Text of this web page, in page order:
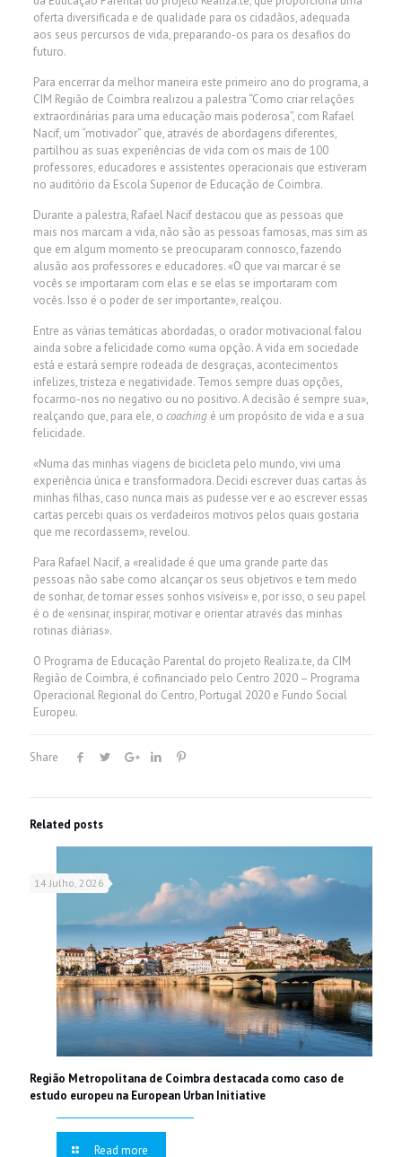
oferta diversificada e de qualidade para os cidadãos, adequada
aos seus percursos de vida, preparando-os para os desafios do
futuro.
Para encerrar da melhor maneira este primeiro ano do programa, a
CIM Região de Coimbra realizou a palestra “Como criar relações
extraordinárias para uma educação mais poderosa”, com Rafael
Nacif, um “motivador” que, através de abordagens diferentes,
partilhou as suas experiências de vida com os mais de 100
professores, educadores e assistentes operacionais que estiveram
no auditório da Escola Superior de Educação de Coimbra.
Durante a palestra, Rafael Nacif destacou que as pessoas que
mais nos marcam a vida, não são as pessoas famosas, mas sim as
que em algum momento se preocuparam connosco, fazendo
alusão aos professores e educadores. «O que vai marcar é se
vocês se importaram com elas e se elas se importaram com
vocês. Isso é o poder de ser importante», realçou.
Entre as várias temáticas abordadas, o orador motivacional falou
ainda sobre a felicidade como «uma opção. A vida em sociedade
está e estará sempre rodeada de desgraças, acontecimentos
infelizes, tristeza e negatividade. Temos sempre duas opções,
focarmo-nos no negativo ou no positivo. A decisão é sempre sua»,
realçando que, para ele, o coaching é um propósito de vida e a sua
felicidade.
«Numa das minhas viagens de bicicleta pelo mundo, vivi uma
experiência única e transformadora. Decidi escrever duas cartas às
minhas filhas, caso nunca mais as pudesse ver e ao escrever essas
cartas percebi quais os verdadeiros motivos pelos quais gostaria
que me recordassem», revelou.
Para Rafael Nacif, a «realidade é que uma grande parte das
pessoas não sabe como alcançar os seus objetivos e tem medo
de sonhar, de tornar esses sonhos visíveis» e, por isso, o seu papel
é o de «ensinar, inspirar, motivar e orientar através das minhas
rotinas diárias».
O Programa de Educação Parental do projeto Realiza.te, da CIM
Região de Coimbra, é cofinanciado pelo Centro 2020 – Programa
Operacional Regional do Centro, Portugal 2020 e Fundo Social
Europeu.
Share
Related posts
14 Julho, 2026
Região Metropolitana de Coimbra destacada como caso de
estudo europeu na European Urban Initiative
Read more